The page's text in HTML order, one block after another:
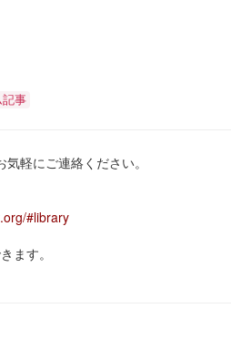
記事
軽にご連絡ください。
#library
ます。